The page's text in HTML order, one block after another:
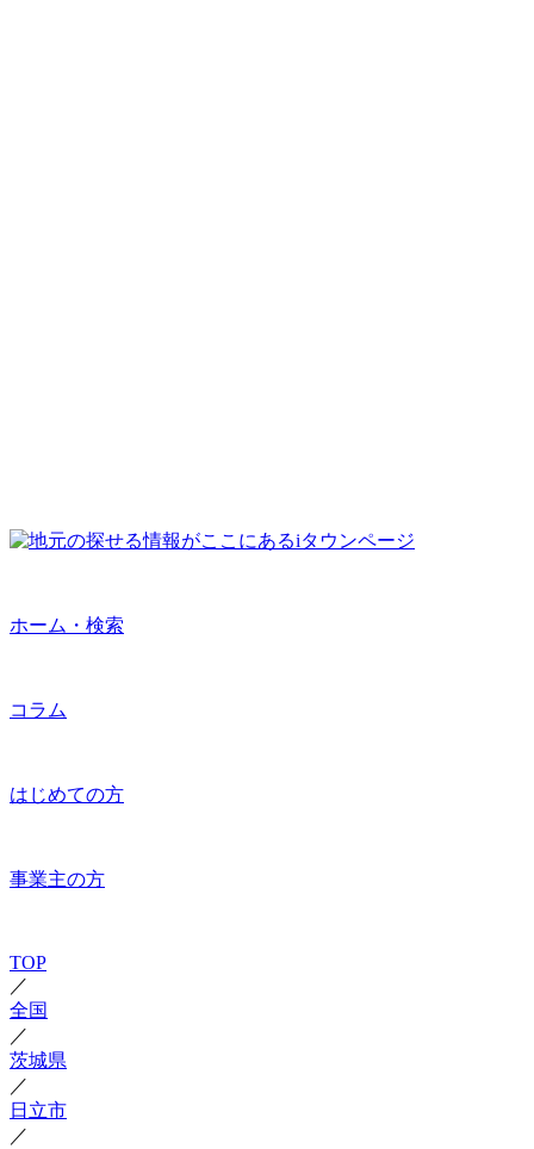
ホーム・検索
コラム
はじめての方
事業主の方
TOP
／
全国
／
茨城県
／
日立市
／